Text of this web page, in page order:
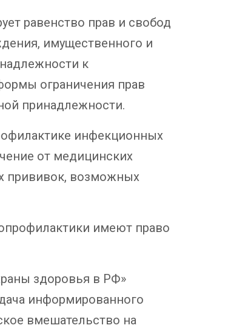
равенство прав и свобод
имущественного и
к
ограничения прав
принадлежности.
инфекционных
от медицинских
прививок, возможных
имеют право
здоровья в РФ»
информированного
вмешательство на